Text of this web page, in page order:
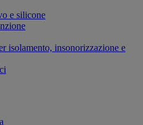
e silicone
isolamento, insonorizzazione e